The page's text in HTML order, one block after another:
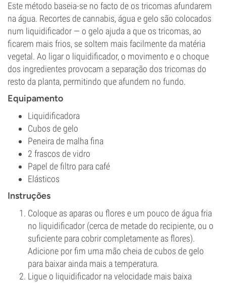
Este método baseia-se no facto de os tricomas afundarem
na água. Recortes de cannabis, água e gelo são colocados
num liquidificador — o gelo ajuda a que os tricomas, ao
ficarem mais frios, se soltem mais facilmente da matéria
vegetal. Ao ligar o liquidificador, o movimento e o choque
dos ingredientes provocam a separação dos tricomas do
resto da planta, permitindo que afundem no fundo.
Equipamento
Liquidificadora
Cubos de gelo
Peneira de malha fina
2 frascos de vidro
Papel de filtro para café
Elásticos
Instruções
Coloque as aparas ou flores e um pouco de água fria
no liquidificador (cerca de metade do recipiente, ou o
suficiente para cobrir completamente as flores).
Adicione por fim uma mão cheia de cubos de gelo
para baixar ainda mais a temperatura.
Ligue o liquidificador na velocidade mais baixa